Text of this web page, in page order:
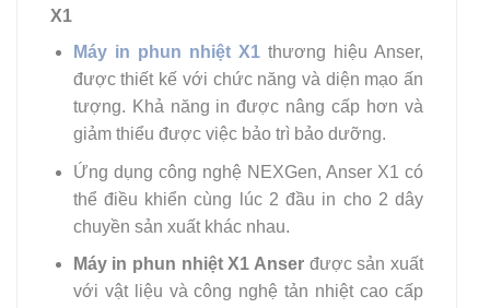
X1
Máy in phun nhiệt X1thương hiệu Anser,
được thiết kế với chức năng và diện mạo ấn
tượng. Khả năng in được nâng cấp hơn và
giảm thiểu được việc bảo trì bảo dưỡng.
Ứng dụng công nghệ NEXGen, Anser X1 có
thể điều khiển cùng lúc 2 đầu in cho 2 dây
chuyền sản xuất khác nhau.
Máy in phun nhiệt X1 Anser được sản xuất
với vật liệu và công nghệ tản nhiệt cao cấp